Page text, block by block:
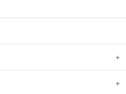
＋
＋